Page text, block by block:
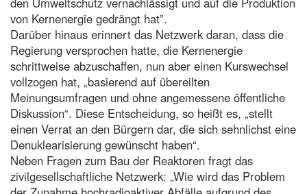
von Kernenergie gedrängt hat”.
Darüber hinaus erinnert das Netzwerk daran, dass die
Regierung versprochen hatte, die Kernenergie
schrittweise abzuschaffen, nun aber einen Kurswechsel
vollzogen hat, „basierend auf übereilten
Meinungsumfragen und ohne angemessene öffentliche
Diskussion“. Diese Entscheidung, so heißt es, „stellt
einen Verrat an den Bürgern dar, die sich sehnlichst eine
Denuklearisierung gewünscht haben“.
Neben Fragen zum Bau der Reaktoren fragt das
zivilgesellschaftliche Netzwerk: „Wie wird das Problem